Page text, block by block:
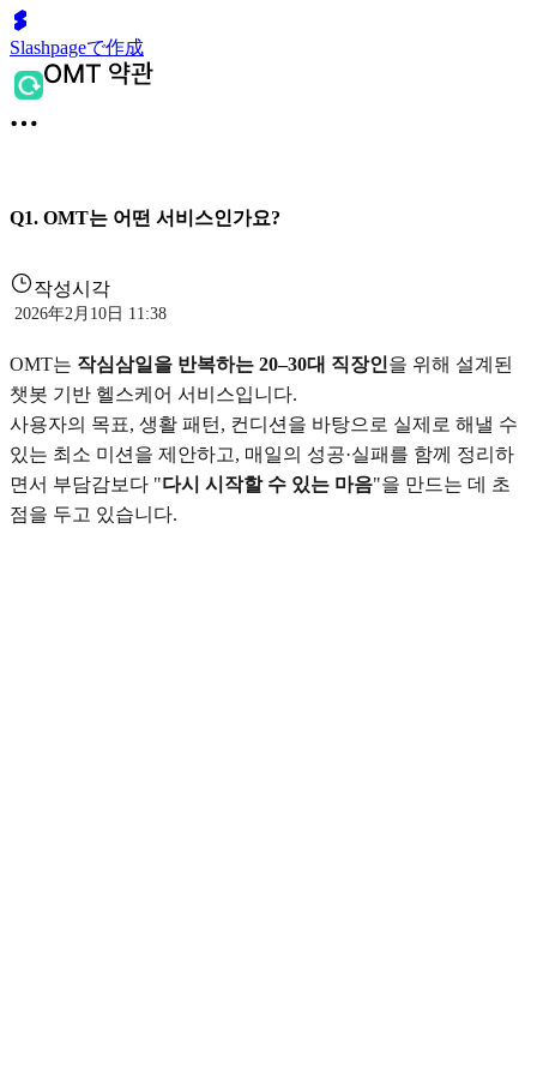
Slashpageで作成
Q1. OMT는 어떤 서비스인가요?
작성시각
2026年2月10日 11:38
OMT는 작심삼일을 반복하는 20–30대 직장인을 위해 설계된
챗봇 기반 헬스케어 서비스입니다.
사용자의 목표, 생활 패턴, 컨디션을 바탕으로 실제로 해낼 수
있는 최소 미션을 제안하고, 매일의 성공·실패를 함께 정리하
면서 부담감보다 "다시 시작할 수 있는 마음"을 만드는 데 초
점을 두고 있습니다.